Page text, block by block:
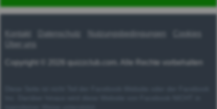
Kontakt Nutzungsbedingungen
Über uns
Copyright © 2026 quizzclub.com. Alle Rechte vorbehalten